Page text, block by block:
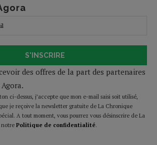
S'INSCRIRE
des offres de la part des partenaires
ci-dessus, j’accepte que mon e-mail saisi soit utilisé,
je reçoive la newsletter gratuite de La Chronique
A tout moment, vous pourrez vous désinscrire de La
notre Politique de confidentialité.